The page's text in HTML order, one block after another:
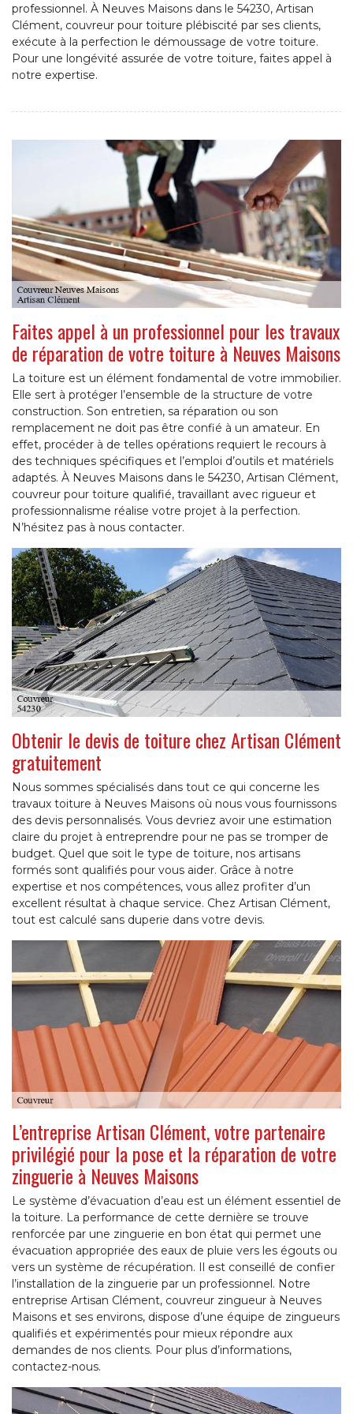
professionnel. À Neuves Maisons dans le 54230, Artisan
Clément, couvreur pour toiture plébiscité par ses clients,
exécute à la perfection le démoussage de votre toiture.
Pour une longévité assurée de votre toiture, faites appel à
notre expertise.
Faites appel à un professionnel pour les travaux
de réparation de votre toiture à Neuves Maisons
La toiture est un élément fondamental de votre immobilier.
Elle sert à protéger l’ensemble de la structure de votre
construction. Son entretien, sa réparation ou son
remplacement ne doit pas être confié à un amateur. En
effet, procéder à de telles opérations requiert le recours à
des techniques spécifiques et l’emploi d’outils et matériels
adaptés. À Neuves Maisons dans le 54230, Artisan Clément,
couvreur pour toiture qualifié, travaillant avec rigueur et
professionnalisme réalise votre projet à la perfection.
N’hésitez pas à nous contacter.
Obtenir le devis de toiture chez Artisan Clément
gratuitement
Nous sommes spécialisés dans tout ce qui concerne les
travaux toiture à Neuves Maisons où nous vous fournissons
des devis personnalisés. Vous devriez avoir une estimation
claire du projet à entreprendre pour ne pas se tromper de
budget. Quel que soit le type de toiture, nos artisans
formés sont qualifiés pour vous aider. Grâce à notre
expertise et nos compétences, vous allez profiter d’un
excellent résultat à chaque service. Chez Artisan Clément,
tout est calculé sans duperie dans votre devis.
L’entreprise Artisan Clément, votre partenaire
privilégié pour la pose et la réparation de votre
zinguerie à Neuves Maisons
Le système d’évacuation d’eau est un élément essentiel de
la toiture. La performance de cette dernière se trouve
renforcée par une zinguerie en bon état qui permet une
évacuation appropriée des eaux de pluie vers les égouts ou
vers un système de récupération. Il est conseillé de confier
l’installation de la zinguerie par un professionnel. Notre
entreprise Artisan Clément, couvreur zingueur à Neuves
Maisons et ses environs, dispose d’une équipe de zingueurs
qualifiés et expérimentés pour mieux répondre aux
demandes de nos clients. Pour plus d’informations,
contactez-nous.